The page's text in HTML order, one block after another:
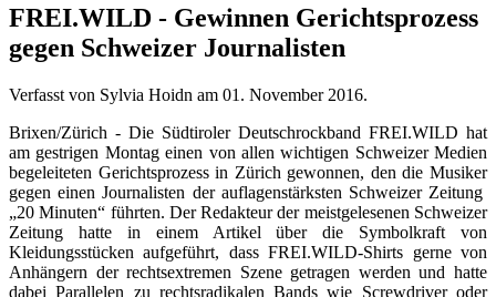
FREI.WILD - Gewinnen Gerichtsprozess
gegen Schweizer Journalisten
Verfasst von Sylvia Hoidn am 01. November 2016.
Brixen/Zürich - Die Südtiroler Deutschrockband FREI.WILD hat
am gestrigen Montag einen von allen wichtigen Schweizer Medien
begeleiteten Gerichtsprozess in Zürich gewonnen, den die Musiker
gegen einen Journalisten der auflagenstärksten Schweizer Zeitung
„20 Minuten“ führten. Der Redakteur der meistgelesenen Schweizer
Zeitung hatte in einem Artikel über die Symbolkraft von
Kleidungsstücken aufgeführt, dass FREI.WILD-Shirts gerne von
Anhängern der rechtsextremen Szene getragen werden und hatte
dabei Parallelen zu rechtsradikalen Bands wie Screwdriver oder